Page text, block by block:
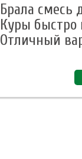
Брала смесь
Куры быстро
Отличный